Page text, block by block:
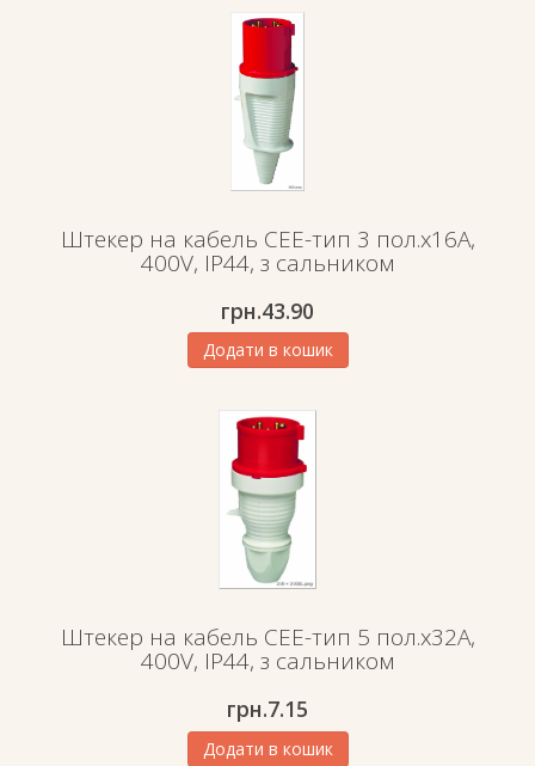
Штекер на кабель СЕЕ-тип 3 пол.х16А,
400V, IP44, з сальником
грн.43.90
Додати в кошик
Штекер на кабель СЕЕ-тип 5 пол.х32А,
400V, IP44, з сальником
грн.7.15
Додати в кошик